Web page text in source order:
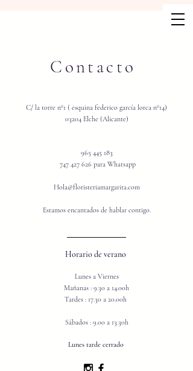
Contacto
C/ la torre nº1 ( esquina federico garcía lorca nº14)
03204 Elche (Alicante)
965 445 183
747 427 626 para Whatsapp
Hola@floristeriamargarita.com
Estamos encantados de hablar contigo.
Horario​​ de verano
Lunes a Viernes
Mañanas : 9.30 a 14.00h
Tardes : 17.30 a 20.00h
Sábados : 9.00 a 13.30h
Lunes tarde cerrado